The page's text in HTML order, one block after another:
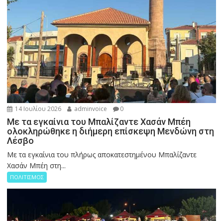
14 Ιουλίου 2026 adminvoice 0
Με τα εγκαίνια του Μπαλίζαντε Χασάν Μπέη
ολοκληρώθηκε η διήμερη επίσκεψη Μενδώνη στη
Λέσβο
Με τα εγκαίνια του πλήρως αποκατεστημένου Μπαλίζαντε
Χασάν Μπέη στη...
ΠΟΛΙΤΙΣΜΟΣ